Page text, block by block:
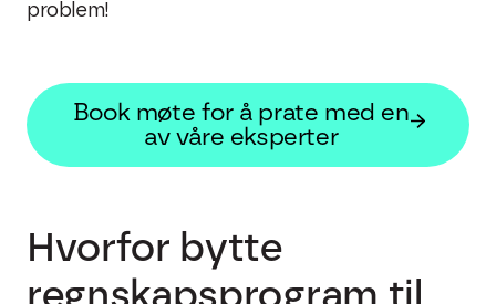
problem!
Book møte for å prate med en
av våre eksperter
Hvorfor bytte